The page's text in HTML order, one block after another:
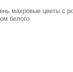
махровые цветы с
белого.